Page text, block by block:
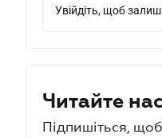
Увійдіть, щоб
Читайте
Підпишіться, щоб